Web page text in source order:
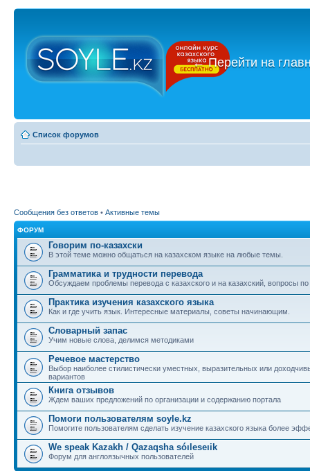
←Перейти на
Список форумов
Сообщения без ответов • Активные темы
ФОРУМ
Говорим по-казахски
В этой теме можно общаться на казахском языке на любые темы.
Грамматика и трудности перевода
Обсуждаем проблемы перевода с казахского и на казахский, вопросы
Практика изучения казахского языка
Как и где учить язык. Интересные материалы, советы начинающим.
Словарный запас
Учим новые слова, делимся методиками
Речевое мастерство
Выбор наиболее стилистически уместных, выразительных или
вариантов
Книга отзывов
Ждем ваших предложений по организации и содержанию портала
Помоги пользователям soyle.kz
Помогите пользователям сделать изучение казахского языка более
We speak Kazakh / Qazaqsha sóıleseıik
Форум для англоязычных пользователей